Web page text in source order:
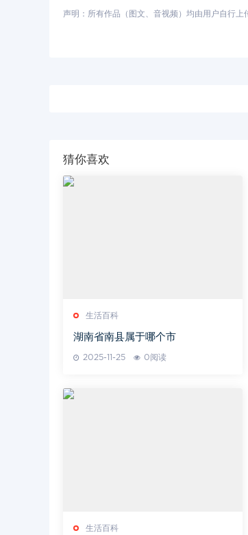
声明：所有作品（图文、音视频）均由用户自行
猜你喜欢
生活百科
湖南省南县属于哪个市
2025-11-25 0阅读
生活百科